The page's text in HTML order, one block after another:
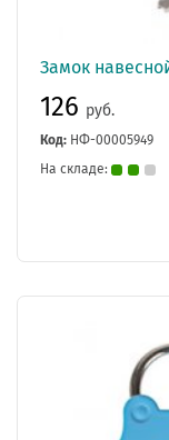
Замок
126 руб.
Код: НФ-00005949
На складе: